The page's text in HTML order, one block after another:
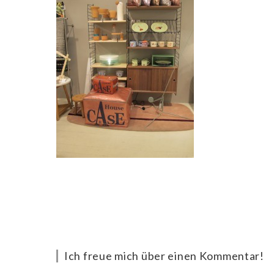
Ich freue mich über einen Kommentar!